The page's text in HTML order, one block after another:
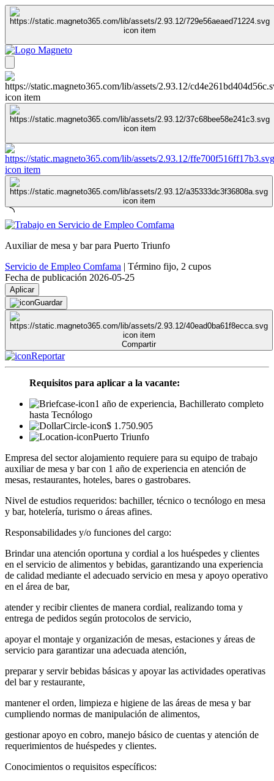
Auxiliar de mesa y bar para Puerto Triunfo
Servicio de Empleo Comfama | Término fijo, 2 cupos
Fecha de publicación 2026-05-25
Aplicar
Guardar
Compartir
Reportar
Requisitos para aplicar a la vacante:
1 año de experiencia, Bachillerato completo
hasta Tecnólogo
$ 1.750.905
Puerto Triunfo
Empresa del sector alojamiento requiere para su equipo de trabajo
auxiliar de mesa y bar con 1 año de experiencia en atención de
mesas, restaurantes, hoteles, bares o gastrobares.
Nivel de estudios requeridos: bachiller, técnico o tecnólogo en mesa
y bar, hotelería, turismo o áreas afines.
Responsabilidades y/o funciones del cargo:
Brindar una atención oportuna y cordial a los huéspedes y clientes
en el servicio de alimentos y bebidas, garantizando una experiencia
de calidad mediante el adecuado servicio en mesa y apoyo operativo
en el área de bar,
atender y recibir clientes de manera cordial, realizando toma y
entrega de pedidos según protocolos de servicio,
apoyar el montaje y organización de mesas, estaciones y áreas de
servicio para garantizar una adecuada atención,
preparar y servir bebidas básicas y apoyar las actividades operativas
del bar y restaurante,
mantener el orden, limpieza e higiene de las áreas de mesa y bar
cumpliendo normas de manipulación de alimentos,
gestionar apoyo en cobro, manejo básico de cuentas y atención de
requerimientos de huéspedes y clientes.
Conocimientos o requisitos específicos: